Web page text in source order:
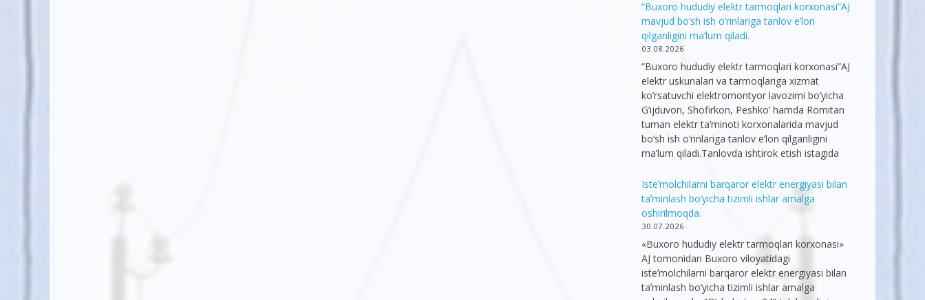
“Buxoro hududiy elektr tarmoqlari korxonasi”AJ
mavjud bo’sh ish o’rinlariga tanlov e’lon
qilganligini ma’lum qiladi.
03.08.2026
“Buxoro hududiy elektr tarmoqlari korxonasi”AJ
elektr uskunalari va tarmoqlariga xizmat
ko’rsatuvchi elektromontyor lavozimi bo’yicha
G’ijduvon, Shofirkon, Peshko’ hamda Romitan
tuman elektr ta’minoti korxonalarida mavjud
bo’sh ish o’rinlariga tanlov e’lon qilganligini
ma’lum qiladi.Tanlovda ishtirok etish istagida
Isteʼmolchilarni barqaror elektr energiyasi bilan
taʼminlash bo‘yicha tizimli ishlar amalga
oshirilmoqda.
30.07.2026
«Buxoro hududiy elektr tarmoqlari korxonasi»
AJ tomonidan Buxoro viloyatidagi
isteʼmolchilarni barqaror elektr energiyasi bilan
taʼminlash bo‘yicha tizimli ishlar amalga